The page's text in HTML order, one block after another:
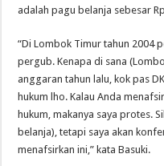
adalah pagu belanja sebesar
“Di Lombok Timur tahun 2004
pergub. Kenapa di sana
anggaran tahun lalu, kok pas
hukum lho. Kalau Anda
hukum, makanya saya protes.
belanja), tetapi saya akan
menafsirkan ini,” kata Basuki.